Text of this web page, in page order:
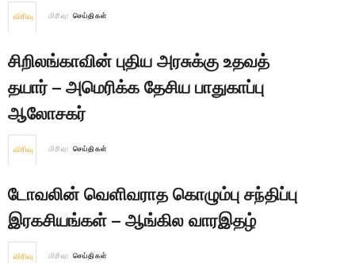
விரிவு பிரிவு: செய்திகள்
சிறிலங்காவின் புதிய அரசுக்கு உதவத்
தயார் – அமெரிக்க தேசிய பாதுகாப்பு
ஆலோசகர்
விரிவு பிரிவு: செய்திகள்
டோவலின் வெளிவராத கொழும்பு சந்திப்பு
இரகசியங்கள் – ஆங்கில வாரஇதழ்
விரிவு பிரிவு: செய்திகள்